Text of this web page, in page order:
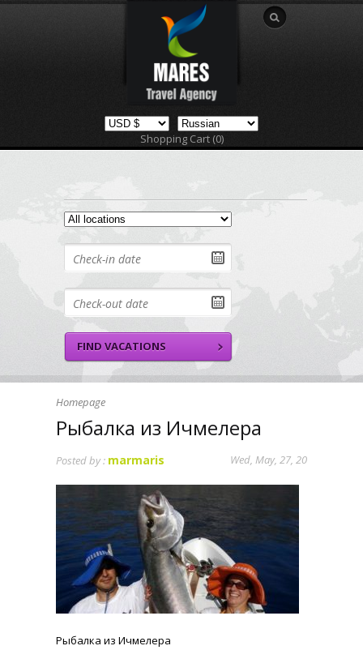
Shopping Cart (0)
Homepage
Рыбалка из Ичмелера
Wed, May, 27, 20
Posted by : marmaris
Рыбалка из Ичмелера